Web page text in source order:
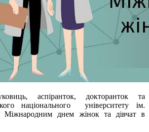
аспіранток, докторанток та
національного університету ім.
Міжнародним днем жінок та дівчат в